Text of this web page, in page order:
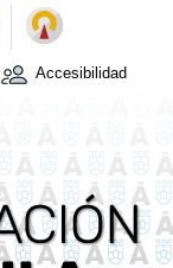
Accesibilidad